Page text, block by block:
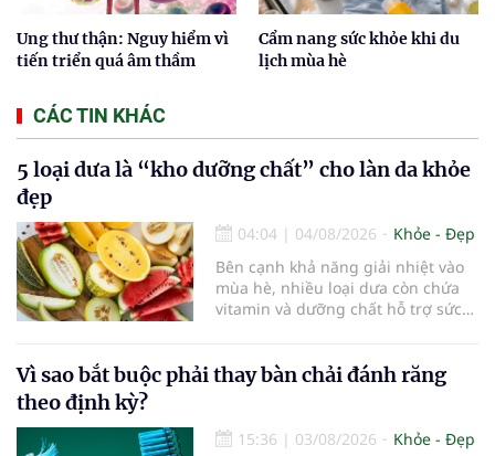
Ung thư thận: Nguy hiểm vì
tiến triển quá âm thầm
Cẩm nang sức khỏe khi du
lịch mùa hè
CÁC TIN KHÁC
5 loại dưa là “kho dưỡng chất” cho làn da khỏe
đẹp
04:04 | 04/08/2026
Khỏe - Đẹp
Bên cạnh khả năng giải nhiệt vào
mùa hè, nhiều loại dưa còn chứa
vitamin và dưỡng chất hỗ trợ sức
Vì sao bắt buộc phải thay bàn chải đánh răng
theo định kỳ?
15:36 | 03/08/2026
Khỏe - Đẹp